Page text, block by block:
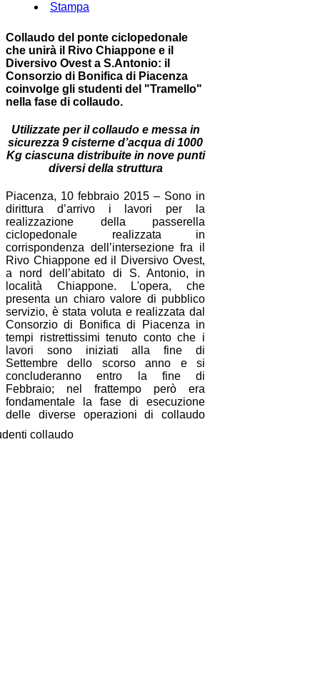
Stampa
Collaudo del ponte ciclopedonale
che unirà il Rivo Chiappone e il
Diversivo Ovest a S.Antonio: il
Consorzio di Bonifica di Piacenza
coinvolge gli studenti del "Tramello"
nella fase di collaudo.
Utilizzate per il collaudo e messa in
sicurezza 9 cisterne d’acqua di 1000
Kg ciascuna distribuite in nove punti
diversi della struttura
Piacenza, 10 febbraio 2015 – Sono in
dirittura d’arrivo i lavori per la
realizzazione della passerella
ciclopedonale realizzata in
corrispondenza dell’intersezione fra il
Rivo Chiappone ed il Diversivo Ovest,
a nord dell’abitato di S. Antonio, in
località Chiappone. L'opera, che
presenta un chiaro valore di pubblico
servizio, è stata voluta e realizzata dal
Consorzio di Bonifica di Piacenza in
tempi ristrettissimi tenuto conto che i
lavori sono iniziati alla fine di
Settembre dello scorso anno e si
concluderanno entro la fine di
Febbraio; nel frattempo però era
fondamentale la fase di esecuzione
delle diverse operazioni di collaudo